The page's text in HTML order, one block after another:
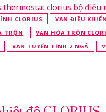
CLORIUS VAN ĐIỀU
TRỘN VAN HÒA TRỘN
VAN TUYẾN TÍNH 2 NGẢ